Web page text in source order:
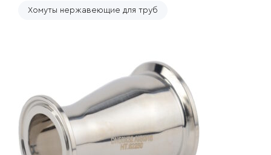
Хомуты нержавеющие для труб